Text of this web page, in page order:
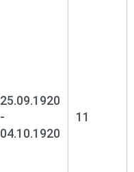
25.09.1920
-
04.10.1920
11